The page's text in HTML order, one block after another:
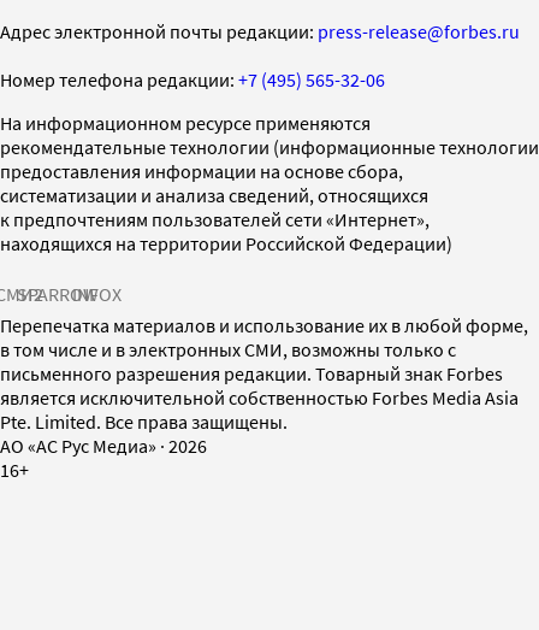
Адрес электронной почты редакции: press-release@forbes.ru
Номер телефона редакции: +7 (495) 565-32-06
На информационном ресурсе применяются
рекомендательные технологии (информационные технологии
предоставления информации на основе сбора,
систематизации и анализа сведений, относящихся
к предпочтениям пользователей сети «Интернет»,
находящихся на территории Российской Федерации)
SPARROWINFOX
Перепечатка материалов и использование их в любой форме,
в том числе и в электронных СМИ, возможны только с
письменного разрешения редакции. Товарный знак Forbes
является исключительной собственностью Forbes Media Asia
Pte. Limited. Все права защищены.
AO «АС Рус Медиа» · 2026
16+